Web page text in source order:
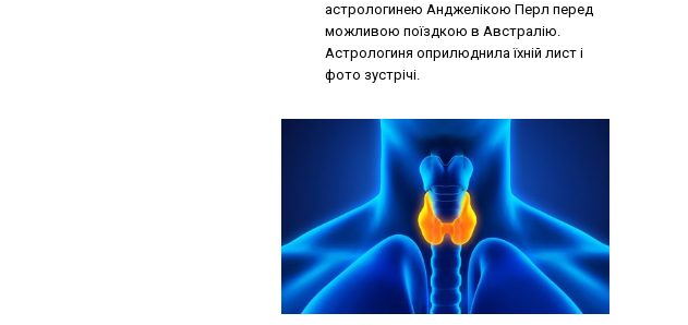
астрологинею Анджелікою Перл перед
можливою поїздкою в Австралію.
Астрологиня оприлюднила їхній лист і
фото зустрічі.